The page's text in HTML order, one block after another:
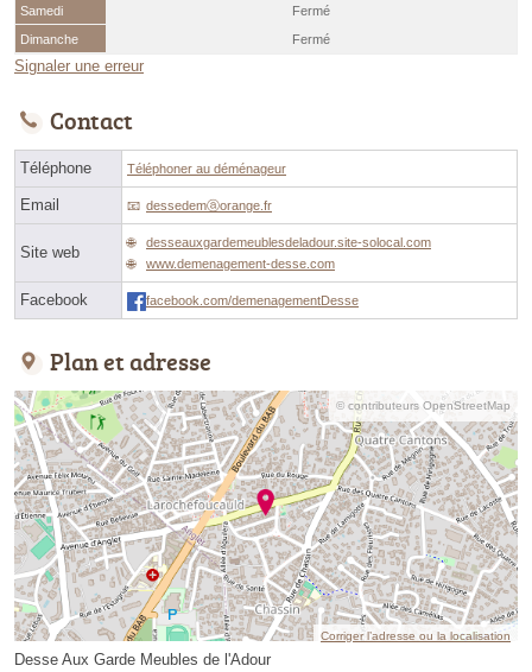
Samedi
Fermé
Dimanche
Fermé
Signaler une erreur
Contact
Téléphone Téléphoner au déménageur
Email dessedemⓐorange.fr
Site web
desseauxgardemeublesdeladour.site-solocal.com
www.demenagement-desse.com
Facebook facebook.com/demenagementDesse
Plan et adresse
© contributeurs OpenStreetMap
Corriger l’adresse ou la localisation
Desse Aux Garde Meubles de l'Adour